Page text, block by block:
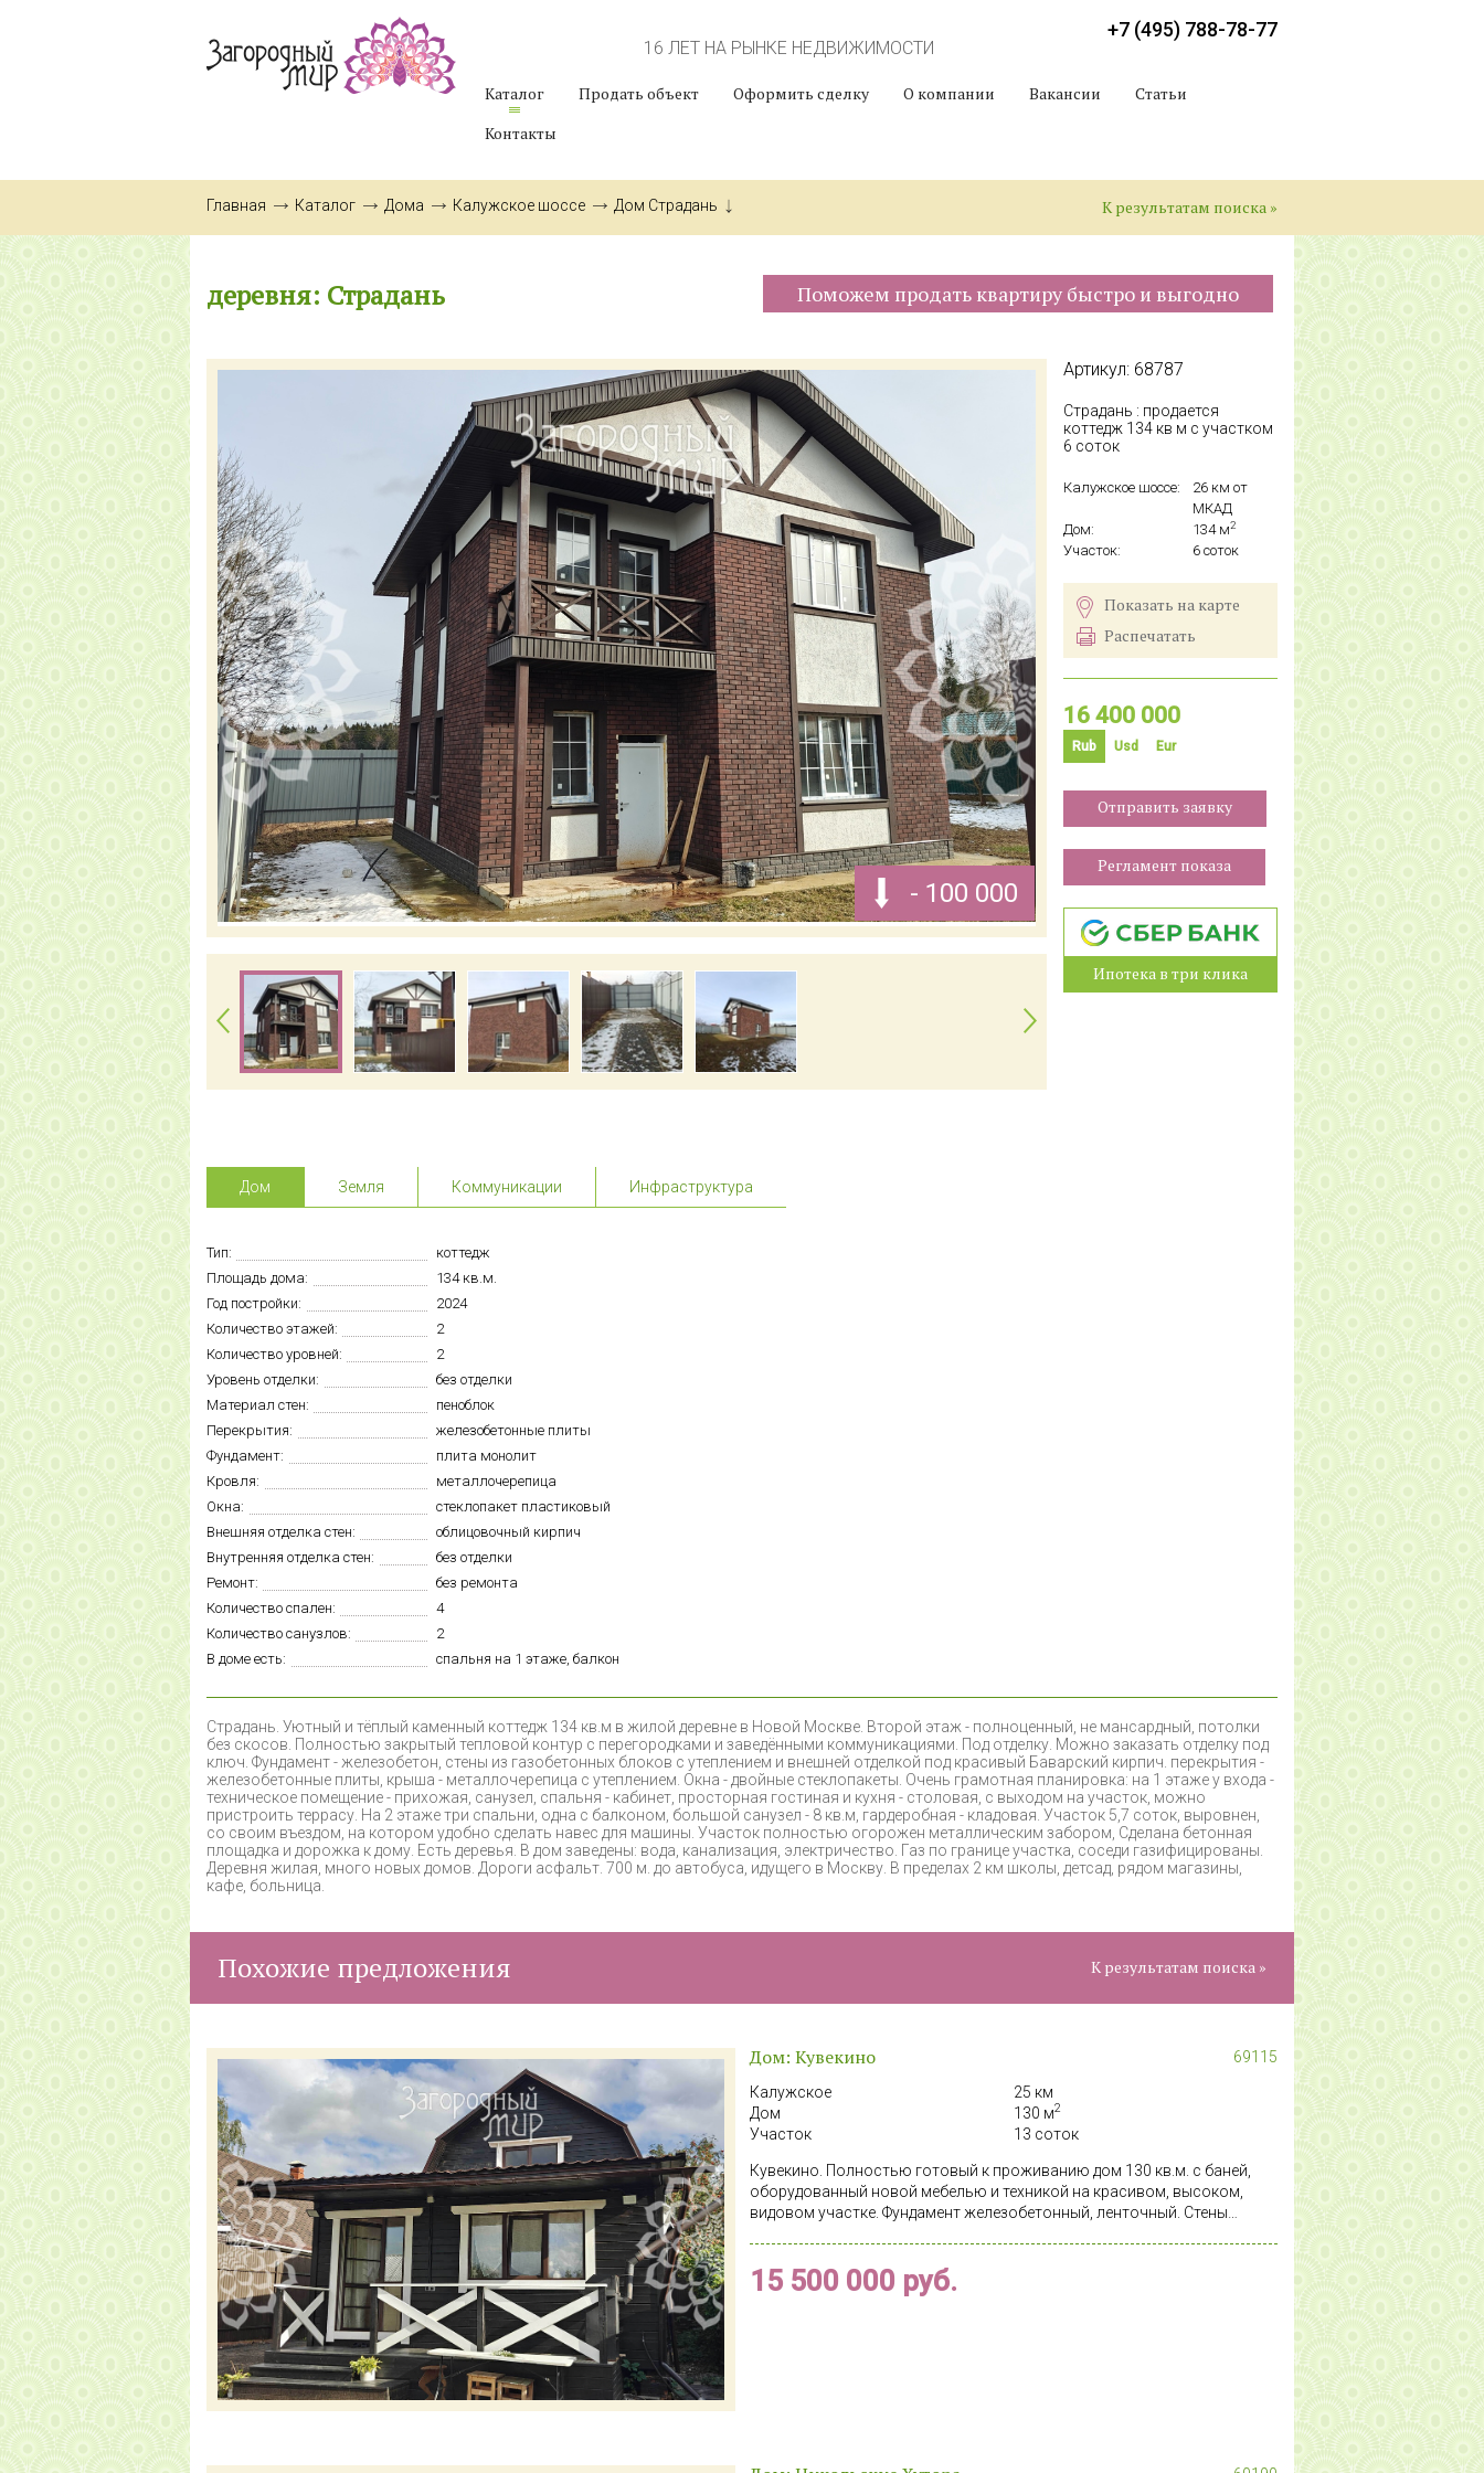
+7 (495) 788-78-77
16 ЛЕТ НА РЫНКЕ НЕДВИЖИМОСТИ
Каталог Продать объект Оформить сделку О компании Вакансии
Статьи
Контакты
Главная Каталог Дома Калужское шоссе Дом Страдань К результатам поиска »
деревня: Страдань Поможем продать квартиру быстро и выгодно
- 100 000
Артикул: 68787
Страдань : продается
коттедж 134 кв м с участком
6 соток
Калужское шоссе:
26 км от
МКАД
Дом:
134 м2
Участок: 6 соток
Показать на карте
Распечатать
16 400 000
Rub Usd Eur
Отправить заявку
Регламент показа
Ипотека в три клика
Дом Земля Коммуникации Инфраструктура
Тип:
коттедж
Площадь дома:
134 кв.м.
Год постройки:
2024
Количество этажей:
2
Количество уровней:
2
Уровень отделки:
без отделки
Материал стен:
пеноблок
Перекрытия:
железобетонные плиты
Фундамент:
плита монолит
Кровля:
металлочерепица
Окна:
стеклопакет пластиковый
Внешняя отделка стен:
облицовочный кирпич
Внутренняя отделка стен:
без отделки
Ремонт:
без ремонта
Количество спален:
4
Количество санузлов:
2
В доме есть:
спальня на 1 этаже, балкон
Страдань. Уютный и тёплый каменный коттедж 134 кв.м в жилой деревне в Новой Москве. Второй этаж - полноценный, не мансардный, потолки
без скосов. Полностью закрытый тепловой контур с перегородками и заведёнными коммуникациями. Под отделку. Можно заказать отделку под
ключ. Фундамент - железобетон, стены из газобетонных блоков с утеплением и внешней отделкой под красивый Баварский кирпич. перекрытия -
железобетонные плиты, крыша - металлочерепица с утеплением. Окна - двойные стеклопакеты. Очень грамотная планировка: на 1 этаже у входа -
техническое помещение - прихожая, санузел, спальня - кабинет, просторная гостиная и кухня - столовая, с выходом на участок, можно
пристроить террасу. На 2 этаже три спальни, одна с балконом, большой санузел - 8 кв.м, гардеробная - кладовая. Участок 5,7 соток, выровнен,
со своим въездом, на котором удобно сделать навес для машины. Участок полностью огорожен металлическим забором, Сделана бетонная
площадка и дорожка к дому. Есть деревья. В дом заведены: вода, канализация, электричество. Газ по границе участка, соседи газифицированы.
Деревня жилая, много новых домов. Дороги асфальт. 700 м. до автобуса, идущего в Москву. В пределах 2 км школы, детсад, рядом магазины,
кафе, больница.
Похожие предложения К результатам поиска »
Дом: Кувекино
Калужское
25 км
Дом
130 м2
Участок 13 соток
69115
Кувекино. Полностью готовый к проживанию дом 130 кв.м. с баней,
оборудованный новой мебелью и техникой на красивом, высоком,
видовом участке. Фундамент железобетонный, ленточный. Стены
прихожая, санузел, кухня - столовая со всей техникой, с выходом на
террасу - барбекю, баня. Парная выполнена из сибирского кедра! Два
15 500 000 руб.